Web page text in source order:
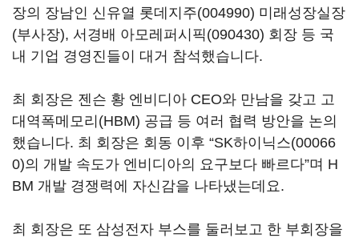
장의 장남인 신유열 롯데지주(004990) 미래성장실장
(부사장), 서경배 아모레퍼시픽(090430) 회장 등 국
내 기업 경영진들이 대거 참석했습니다.
최 회장은 젠슨 황 엔비디아 CEO와 만남을 갖고 고
대역폭메모리 (HBM) 공급 등 여러 협력 방안을 논의
했습니다. 최 회장은 회동 이후 “SK하이닉스(00066
0)의 개발 속도가 엔비디아의 요구보다 빠르다”며 H
BM 개발 경쟁력에 자신감을 나타냈는데요.
최 회장은 또 삼성전자 부스를 둘러보고 한 부회장을